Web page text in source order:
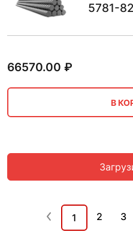
5781-
66570.00 ₽
В
1 2 3